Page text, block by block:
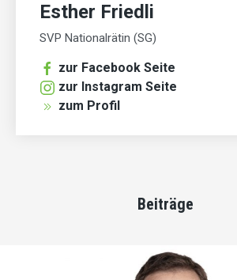
Esther Friedli
SVP Nationalrätin (SG)
zur Facebook Seite
zur Instagram Seite
zum Profil
Beiträge